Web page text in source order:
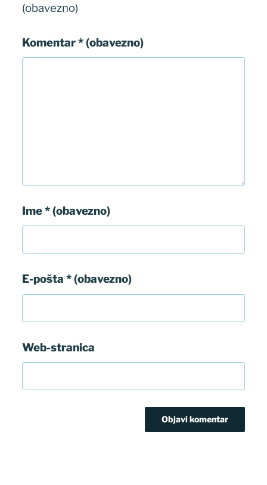
(obavezno)
Komentar* (obavezno)
Ime* (obavezno)
E-pošta* (obavezno)
Web-stranica